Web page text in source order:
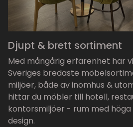
Djupt & brett sortiment
Med mångårig erfarenhet har
Sveriges bredaste
miljöer, både av inomhus &
hittar du möbler till hotell,
kontorsmiljöer - rum med
design.